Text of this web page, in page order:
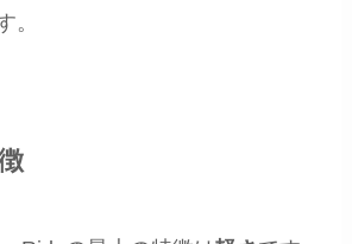
。